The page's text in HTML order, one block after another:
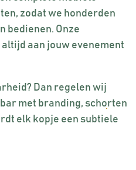
zodat we honderden
bedienen. Onze
aan jouw evenement
Dan regelen wij
bar met branding, schorten
elk kopje een subtiele